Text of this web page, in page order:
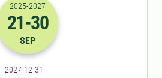
2025-21-09 22:00
2025-2027
21-30
SEP
2027-12-31